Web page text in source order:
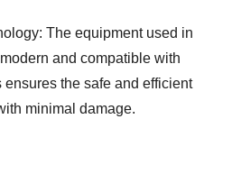
The equipment used in
and compatible with
ensures the safe and efficient
minimal damage.